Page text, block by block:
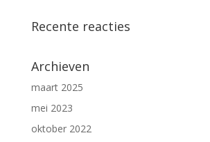
Recente reacties
Archieven
maart 2025
mei 2023
oktober 2022